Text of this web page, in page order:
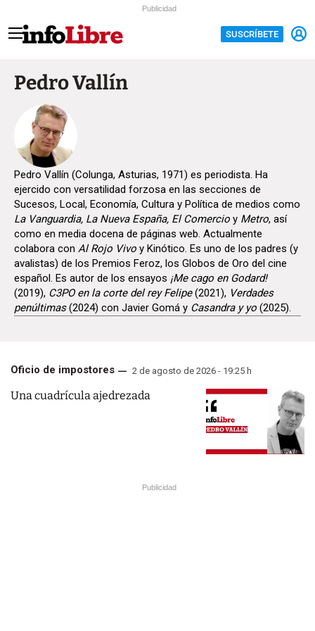
Publicidad
SUSCRÍBETE
Pedro Vallín
Pedro Vallín (Colunga, Asturias, 1971) es periodista. Ha
ejercido con versatilidad forzosa en las secciones de
Sucesos, Local, Economía, Cultura y Política de medios como
La Vanguardia, La Nueva España, El Comercio y Metro, así
como en media docena de páginas web. Actualmente
colabora con Al Rojo Vivo y Kinótico. Es uno de los padres (y
avalistas) de los Premios Feroz, los Globos de Oro del cine
español. Es autor de los ensayos ¡Me cago en Godard!
(2019), C3PO en la corte del rey Felipe(2021), Verdades
penúltimas(2024) con Javier Gomá y Casandra y yo (2025).
Oficio de impostores 2 de agosto de 2026 - 19:25 h
Una cuadrícula ajedrezada
Publicidad